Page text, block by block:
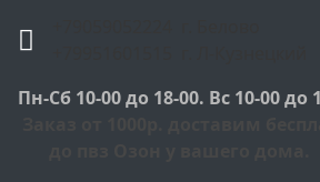
Пн-Сб 10-00 до 18-00. Вс 10-00 до